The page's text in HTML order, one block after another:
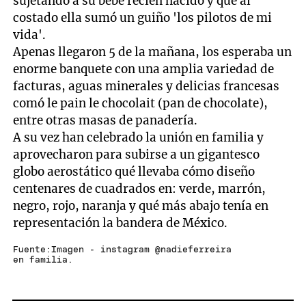
costado ella sumó un guiño 'los pilotos de mi
vida'.
Apenas llegaron 5 de la mañana, los esperaba un
enorme banquete con una amplia variedad de
facturas, aguas minerales y delicias francesas
comó le pain le chocolait (pan de chocolate),
entre otras masas de panadería.
A su vez han celebrado la unión en familia y
aprovecharon para subirse a un gigantesco
globo aerostático qué llevaba cómo diseño
centenares de cuadrados en: verde, marrón,
negro, rojo, naranja y qué más abajo tenía en
representación la bandera de México.
Fuente:Imagen - instagram @nadieferreira
en familia.